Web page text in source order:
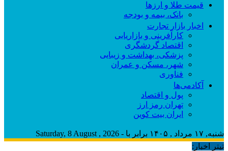
قیمت طلا و ارزها
بانک، بیمه و بودجه
اخبار بازار تجارت
کارآفرینی و بازاریابی
اقتصاد گردشگری
پزشکی، بهداشت و زیبایی
شهر، مسکن و عمران
فناوری
آکادمی‌ها
پول و اقتصاد
تهران رمز ارز
ایران بیت کوین
شنبه, ۱۷ مرداد , ۱۴۰۵ برابر با - Saturday, 8 August , 2026
تیتر اخبار: